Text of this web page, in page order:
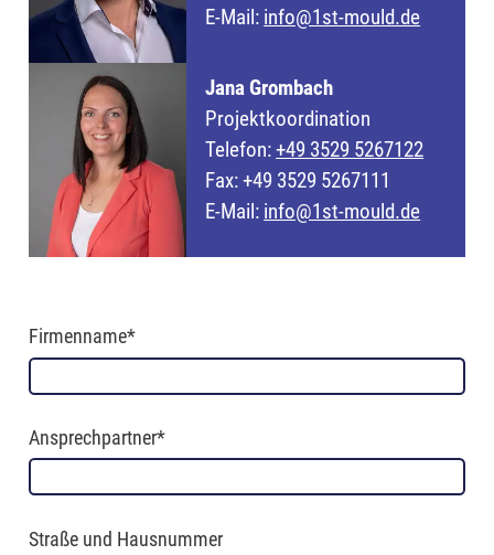
E-Mail: info@1st-mould.de
Jana Grombach
Projektkoordination
Telefon:+49 3529 5267122
Fax: +49 3529 5267111
E-Mail: info@1st-mould.de
Firmenname*
Ansprechpartner*
Straße und Hausnummer